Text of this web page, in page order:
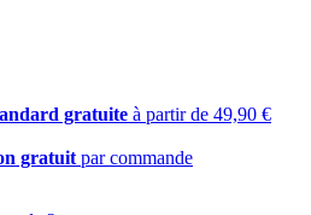
gratuite à partir de 49,90 €
gratuit par commande